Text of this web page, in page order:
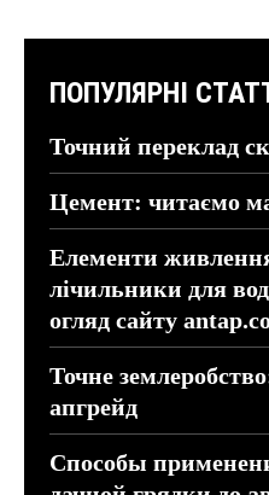
ПОПУЛЯРНІ
Точний переклад
Цемент: читаємо
Елементи
лічильники для
огляд сайту
Точне
апгрейд
Способы